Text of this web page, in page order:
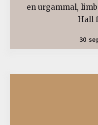
en urgammal,
Hall
30